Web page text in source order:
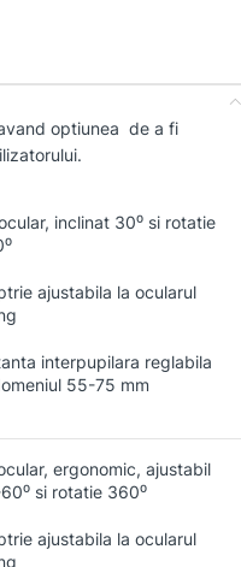
optiunea de a fi
inclinat 30⁰ si rotatie
ajustabila la ocularul
interpupilara reglabila
55-75 mm
ergonomic, ajustabil
si rotatie 360⁰
ajustabila la ocularul